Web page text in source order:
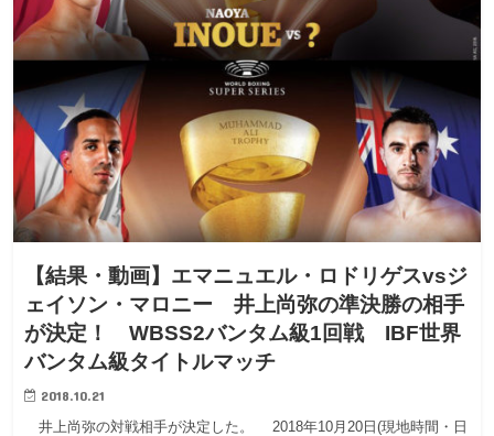
【結果・動画】エマニュエル・ロドリゲスvsジ
ェイソン・マロニー 井上尚弥の準決勝の相手
が決定！ WBSS2バンタム級1回戦 IBF世界
バンタム級タイトルマッチ
2018.10.21
井上尚弥の対戦相手が決定した。 2018年10月20日(現地時間・日